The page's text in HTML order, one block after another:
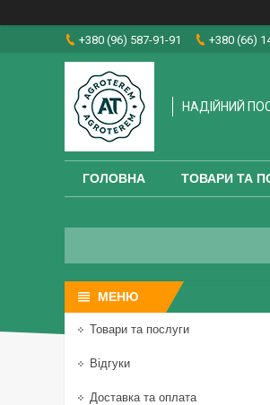
+380 (96) 587-91-91 +380 (66)
НАДІЙНИЙ
ГОЛОВНА ТОВАРИ ТА
Товари та послуги
Відгуки
Доставка та оплата